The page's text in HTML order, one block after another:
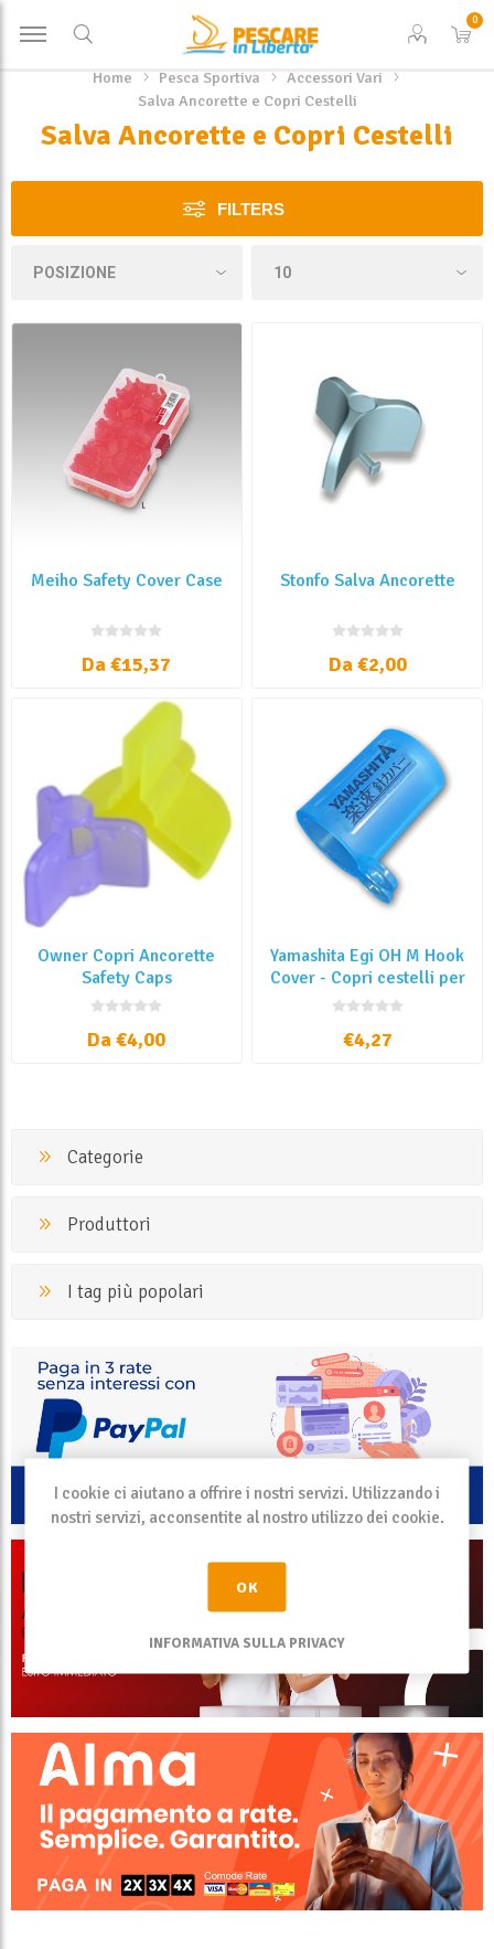
0
Home Pesca Sportiva
Accessori Vari
Salva Ancorette e Copri Cestelli
Salva Ancorette e Copri Cestelli
FILTERS
Meiho Safety Cover Case
Da €15,37
Stonfo Salva Ancorette
Da €2,00
Owner Copri Ancorette
Safety Caps
Da €4,00
Yamashita Egi OH M Hook
Cover - Copri cestelli per
totatanare
€4,27
Categorie
Produttori
I tag più popolari
I cookie ci aiutano a offrire i nostri servizi. Utilizzando i
nostri servizi, acconsentite al nostro utilizzo dei cookie.
OK
INFORMATIVA SULLA PRIVACY